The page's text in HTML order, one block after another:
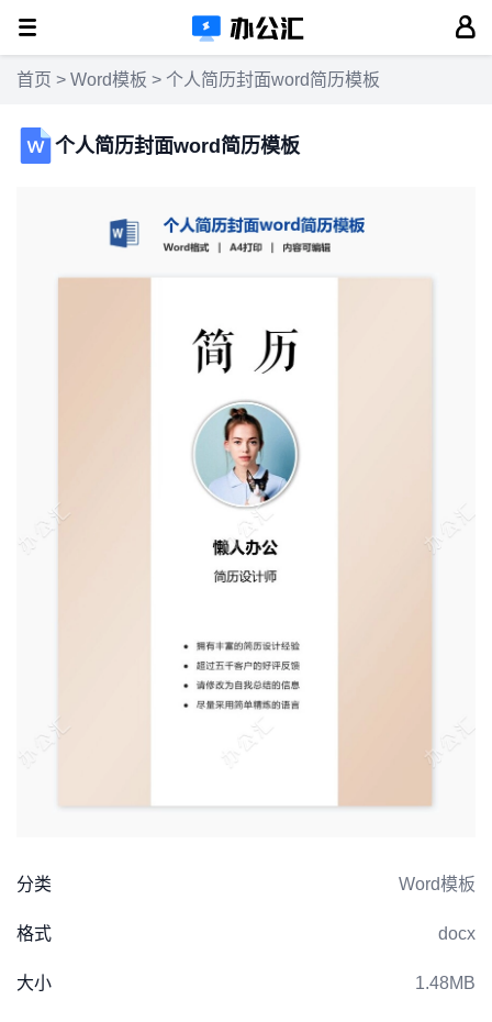
首页 > Word模板 > 个人简历封面word简历模板
个人简历封面word简历模板
分类 Word模板
格式 docx
大小 1.48MB